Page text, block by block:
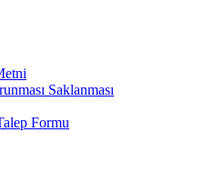
Saklanması
Formu